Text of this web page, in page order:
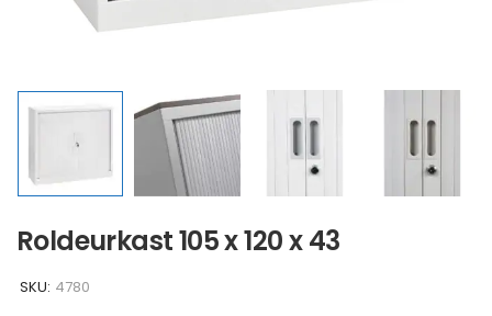
Roldeurkast 105 x 120 x 43
SKU: 4780